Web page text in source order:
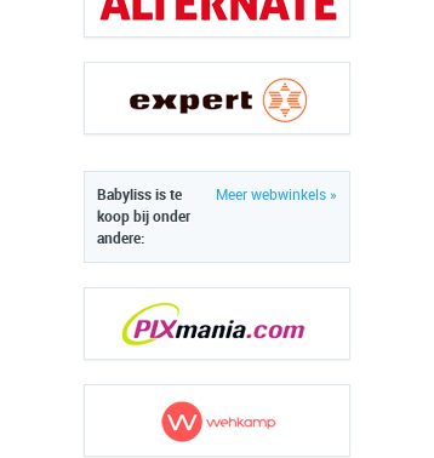
Meer webwinkels »
Babyliss is te
koop bij onder
andere: